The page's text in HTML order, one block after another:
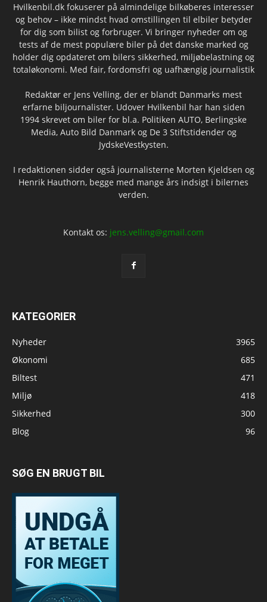
Hvilkenbil.dk fokuserer på almindelige bilkøberes interesser
og behov – ikke mindst hvad omstillingen til elbiler betyder
for dig som bilist og forbruger. Vi bringer nyheder om og
tests af de mest populære biler på det danske marked og
holder dig opdateret om bilers sikkerhed, miljøbelastning og
totaløkonomi. Med fair, fordomsfri og uafhængig journalistik
Redaktør er Jens Velling, der er blandt Danmarks mest
erfarne biljournalister. Udover Hvilkenbil har han siden
1994 skrevet om biler for bl.a. Politiken AUTO, Berlingske
Media, Auto Bild Danmark og De 3 Stiftstidender og
JydskeVestkysten.
I redaktionen sidder også journalisterne Morten Kjeldsen og
Henrik Hauthorn, begge med mange års indsigt i bilernes
verden.
Kontakt os: jens.velling@gmail.com
KATEGORIER
Nyheder
3965
Økonomi
685
Biltest
471
Miljø
418
Sikkerhed
300
Blog
96
SØG EN BRUGT BIL